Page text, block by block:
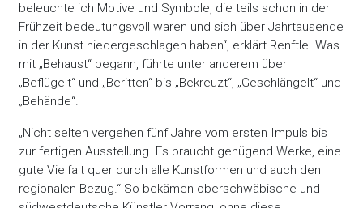
beleuchte ich Motive und Symbole, die teils schon in der
Frühzeit bedeutungsvoll waren und sich über Jahrtausende
in der Kunst niedergeschlagen haben“, erklärt Renftle. Was
mit „Behaust“ begann, führte unter anderem über
„Beflügelt“ und „Beritten“ bis „Bekreuzt“, „Geschlängelt“ und
„Behände“.
„Nicht selten vergehen fünf Jahre vom ersten Impuls bis
zur fertigen Ausstellung. Es braucht genügend Werke, eine
gute Vielfalt quer durch alle Kunstformen und auch den
regionalen Bezug.“ So bekämen oberschwäbische und